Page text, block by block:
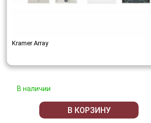
Kramer Array
В наличии
В КОРЗИНУ